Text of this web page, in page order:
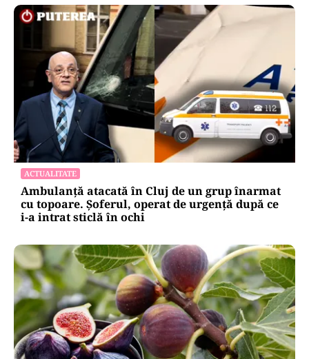
ACTUALITATE
Ambulanță atacată în Cluj de un grup înarmat
cu topoare. Șoferul, operat de urgență după ce
i-a intrat sticlă în ochi